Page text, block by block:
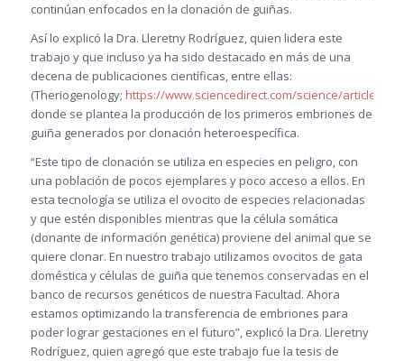
continúan enfocados en la clonación de guiñas.
Así lo explicó la Dra. Lleretny Rodríguez, quien lidera este
trabajo y que incluso ya ha sido destacado en más de una
decena de publicaciones científicas, entre ellas:
(Theriogenology; https://www.sciencedirect.com/science/article/abs/
donde se plantea la producción de los primeros embriones de
guiña generados por clonación heteroespecífica.
“Este tipo de clonación se utiliza en especies en peligro, con
una población de pocos ejemplares y poco acceso a ellos. En
esta tecnología se utiliza el ovocito de especies relacionadas
y que estén disponibles mientras que la célula somática
(donante de información genética) proviene del animal que se
quiere clonar. En nuestro trabajo utilizamos ovocitos de gata
doméstica y células de guiña que tenemos conservadas en el
banco de recursos genéticos de nuestra Facultad. Ahora
estamos optimizando la transferencia de embriones para
poder lograr gestaciones en el futuro”, explicó la Dra. Lleretny
Rodríguez, quien agregó que este trabajo fue la tesis de